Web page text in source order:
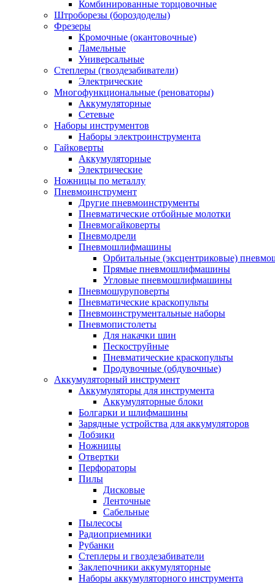
Комбинированные торцовочные
Штроборезы (бороздоделы)
Фрезеры
Кромочные (окантовочные)
Ламельные
Универсальные
Степлеры (гвоздезабиватели)
Электрические
Многофункциональные (реноваторы)
Аккумуляторные
Сетевые
Наборы инструментов
Наборы электроинструмента
Гайковерты
Аккумуляторные
Электрические
Ножницы по металлу
Пневмоинструмент
Другие пневмоинструменты
Пневматические отбойные молотки
Пневмогайковерты
Пневмодрели
Пневмошлифмашины
Орбитальные (эксцентриковые)
Прямые пневмошлифмашины
Угловые пневмошлифмашины
Пневмошуруповерты
Пневматические краскопульты
Пневмоинструментальные наборы
Пневмопистолеты
Для накачки шин
Пескоструйные
Пневматические краскопульты
Продувочные (обдувочные)
Аккумуляторный инструмент
Аккумуляторы для инструмента
Аккумуляторные блоки
Болгарки и шлифмашины
Зарядные устройства для аккумуляторов
Лобзики
Ножницы
Отвертки
Перфораторы
Пилы
Дисковые
Ленточные
Сабельные
Пылесосы
Радиоприемники
Рубанки
Степлеры и гвоздезабиватели
Заклепочники аккумуляторные
Наборы аккумуляторного инструмента